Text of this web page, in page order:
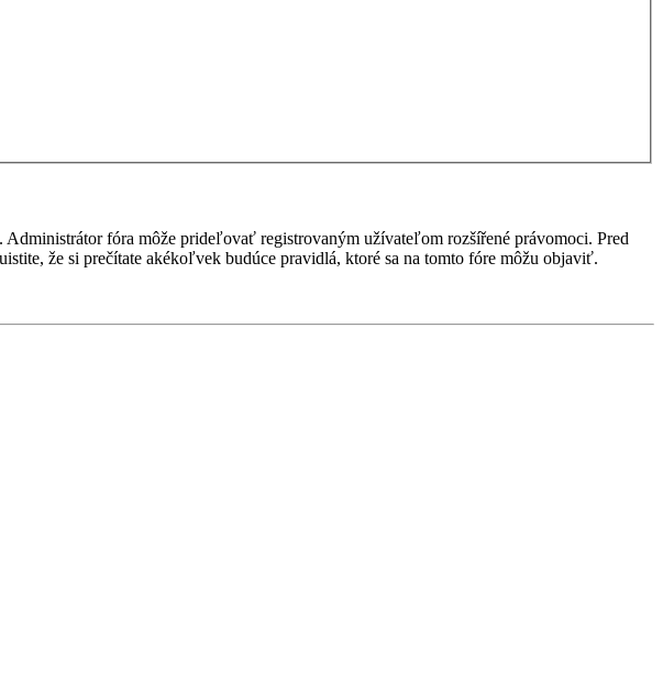
fóra môže prideľovať registrovaným užívateľom rozšířené právomoci. Pred
že si prečítate akékoľvek budúce pravidlá, ktoré sa na tomto fóre môžu objaviť.